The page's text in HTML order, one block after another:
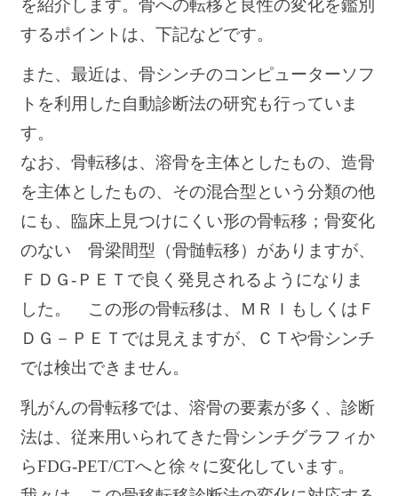
を紹介します。骨への転移と良性の変化を鑑別
するポイントは、下記などです。
また、最近は、骨シンチのコンピューターソフ
トを利用した自動診断法の研究も行っていま
す。
なお、骨転移は、溶骨を主体としたもの、造骨
を主体としたもの、その混合型という分類の他
にも、臨床上見つけにくい形の骨転移；骨変化
のない 骨梁間型（骨髄転移）がありますが、
ＦＤＧ-ＰＥＴで良く発見されるようになりま
した。 この形の骨転移は、ＭＲＩもしくはＦ
ＤＧ－ＰＥＴでは見えますが、ＣＴや骨シンチ
では検出できません。
乳がんの骨転移では、溶骨の要素が多く、診断
法は、従来用いられてきた骨シンチグラフィか
らFDG-PET/CTへと徐々に変化しています。